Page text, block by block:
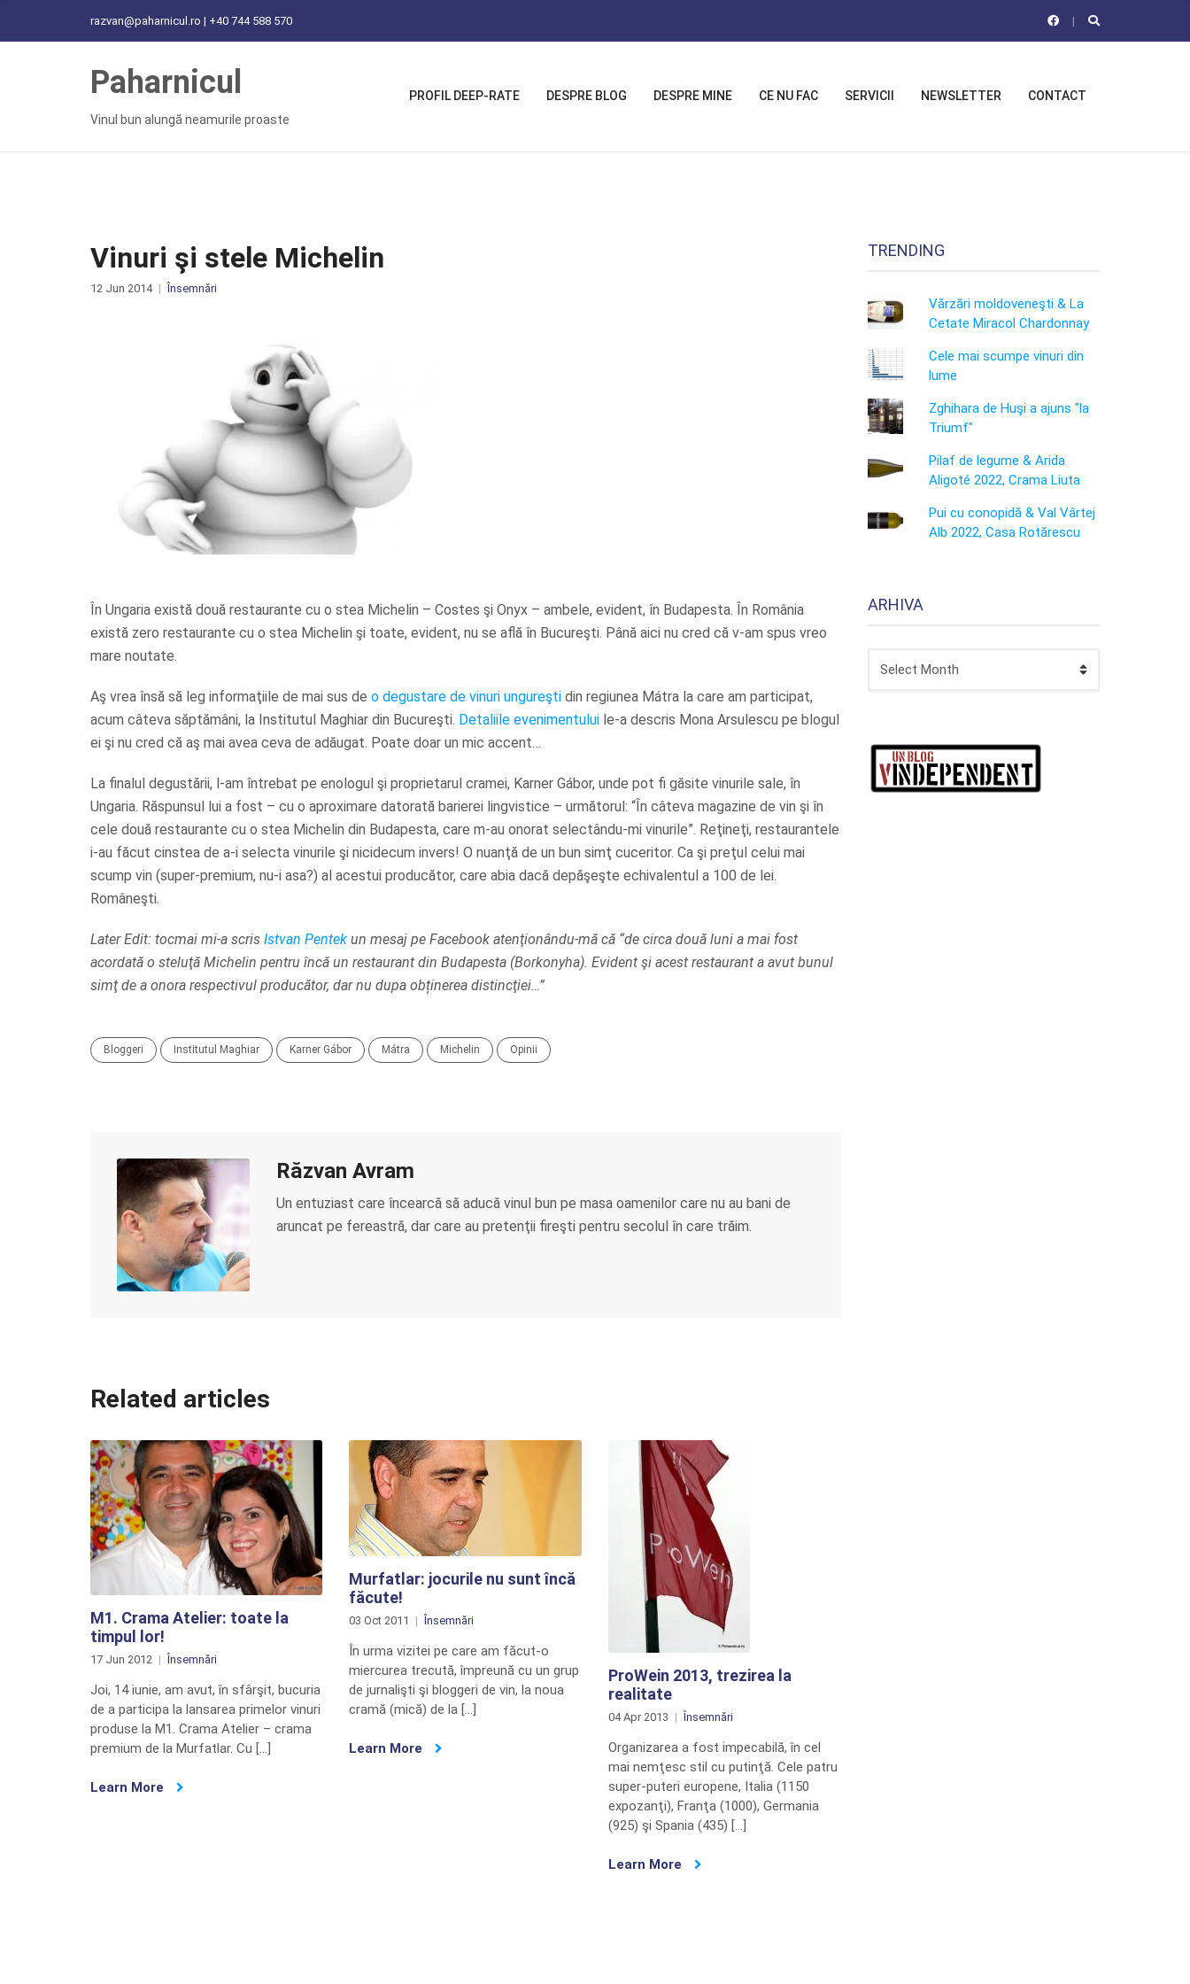
razvan@paharnicul.ro | +40 744 588 570
Paharnicul
Vinul bun alungă neamurile proaste
PROFIL DEEP-RATE DESPRE BLOG DESPRE MINE CE NU FAC SERVICII NEWSLETTER CONTACT
Vinuri şi stele Michelin
12 Jun 2014 Însemnări
În Ungaria există două restaurante cu o stea Michelin – Costes şi Onyx – ambele, evident, în Budapesta. În România
există zero restaurante cu o stea Michelin şi toate, evident, nu se află în Bucureşti. Până aici nu cred că v-am spus vreo
mare noutate.
Aş vrea însă să leg informaţiile de mai sus de o degustare de vinuri ungureşti din regiunea Mátra la care am participat,
acum câteva săptămâni, la Institutul Maghiar din Bucureşti. Detaliile evenimentului le-a descris Mona Arsulescu pe blogul
ei şi nu cred că aş mai avea ceva de adăugat. Poate doar un mic accent…
La finalul degustării, l-am întrebat pe enologul şi proprietarul cramei, Karner Gábor, unde pot fi găsite vinurile sale, în
Ungaria. Răspunsul lui a fost – cu o aproximare datorată barierei lingvistice – următorul: “În câteva magazine de vin şi în
cele două restaurante cu o stea Michelin din Budapesta, care m-au onorat selectându-mi vinurile”. Reţineţi, restaurantele
i-au făcut cinstea de a-i selecta vinurile şi nicidecum invers! O nuanţă de un bun simţ cuceritor. Ca şi preţul celui mai
scump vin (super-premium, nu-i asa?) al acestui producător, care abia dacă depăşeşte echivalentul a 100 de lei.
Româneşti.
Later Edit: tocmai mi-a scris Istvan Pentek un mesaj pe Facebook atenţionându-mă că “de circa două luni a mai fost
acordată o steluţă Michelin pentru încă un restaurant din Budapesta (Borkonyha). Evident şi acest restaurant a avut bunul
simţ de a onora respectivul producător, dar nu dupa obținerea distincţiei…”
Bloggeri Institutul Maghiar Karner Gábor Mátra Michelin Opinii
Răzvan Avram
Un entuziast care încearcă să aducă vinul bun pe masa oamenilor care nu au bani de
aruncat pe fereastră, dar care au pretenţii fireşti pentru secolul în care trăim.
Related articles
M1. Crama Atelier: toate la
timpul lor!
17 Jun 2012 Însemnări
Joi, 14 iunie, am avut, în sfârşit, bucuria
de a participa la lansarea primelor vinuri
produse la M1. Crama Atelier – crama
premium de la Murfatlar. Cu […]
Learn More
Murfatlar: jocurile nu sunt încă
făcute!
03 Oct 2011 Însemnări
În urma vizitei pe care am făcut-o
miercurea trecută, împreună cu un grup
de jurnalişti şi bloggeri de vin, la noua
cramă (mică) de la […]
Learn More
ProWein 2013, trezirea la
realitate
04 Apr 2013 Însemnări
Organizarea a fost impecabilă, în cel
mai nemţesc stil cu putinţă. Cele patru
super-puteri europene, Italia (1150
expozanţi), Franţa (1000), Germania
(925) şi Spania (435) […]
Learn More
TRENDING
Vărzări moldoveneşti & La
Cetate Miracol Chardonnay
Cele mai scumpe vinuri din
lume
Zghihara de Huşi a ajuns "la
Triumf"
Pilaf de legume & Arida
Aligoté 2022, Crama Liuta
Pui cu conopidă & Val Vârtej
Alb 2022, Casa Rotărescu
ARHIVA